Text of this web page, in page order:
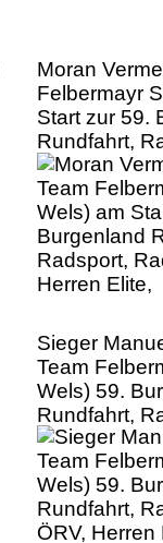
Moran
Felbermayr
Start zur 59.
Rundfahrt,
ÖRV, Herren
Sieger
Team
Wels) 59.
Rundfahrt,
ÖRV, Herren